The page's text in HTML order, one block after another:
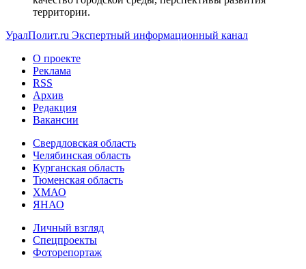
территории.
УралПолит.ru Экспертный информационный канал
О проекте
Реклама
RSS
Архив
Редакция
Вакансии
Свердловская область
Челябинская область
Курганская область
Тюменская область
ХМАО
ЯНАО
Личный взгляд
Спецпроекты
Фоторепортаж